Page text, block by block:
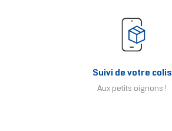
Suivi de votre colis
Aux petits oignons !